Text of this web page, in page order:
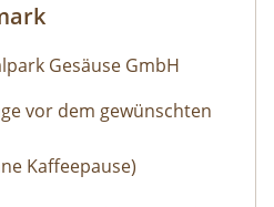
Gesäuse GmbH
vor dem gewünschten
Kaffeepause)